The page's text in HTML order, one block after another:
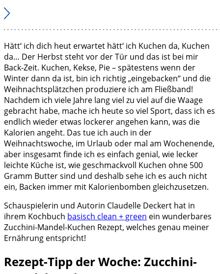
Hätt‘ ich dich heut erwartet hätt‘ ich Kuchen da, Kuchen
da… Der Herbst steht vor der Tür und das ist bei mir
Back-Zeit. Kuchen, Kekse, Pie – spätestens wenn der
Winter dann da ist, bin ich richtig „eingebacken“ und die
Weihnachtsplätzchen produziere ich am Fließband!
Nachdem ich viele Jahre lang viel zu viel auf die Waage
gebracht habe, mache ich heute so viel Sport, dass ich es
endlich wieder etwas lockerer angehen kann, was die
Kalorien angeht. Das tue ich auch in der
Weihnachtswoche, im Urlaub oder mal am Wochenende,
aber insgesamt finde ich es einfach genial, wie lecker
leichte Küche ist, wie geschmackvoll Kuchen ohne 500
Gramm Butter sind und deshalb sehe ich es auch nicht
ein, Backen immer mit Kalorienbomben gleichzusetzen.
Schauspielerin und Autorin Claudelle Deckert hat in
ihrem Kochbuch basisch clean + green ein wunderbares
Zucchini-Mandel-Kuchen Rezept, welches genau meiner
Ernährung entspricht!
Rezept-Tipp der Woche: Zucchini-